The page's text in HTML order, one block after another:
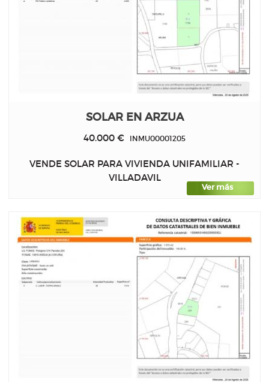
SOLAR EN ARZUA
40.000 € INMU00001205
VENDE SOLAR PARA VIVIENDA UNIFAMILIAR -
VILLADAVIL
Ver más